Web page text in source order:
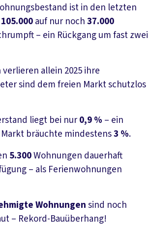
ist in den letzten
105.000auf nur noch37.000
– ein Rückgang um fast zwei
verlieren allein 2025 ihre
sind dem freien Markt schutzlos
liegt bei nur0,9 % – ein
bräuchte mindestens3 %.
5.300Wohnungen dauerhaft
– als Ferienwohnungen
Wohnungensind noch
– Rekord-Bauüberhang!